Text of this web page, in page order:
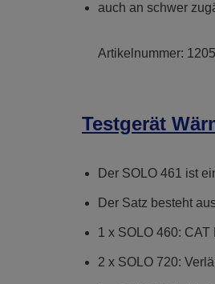
auch an schwer
Artikelnummer:
Testgerät
Der SOLO 461 ist
Der Satz besteht
1 x SOLO 460:
2 x SOLO 720: